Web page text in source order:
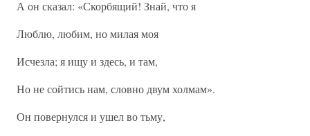
А он сказал: «Скорбящий! Знай, что я
Люблю, любим, но милая моя
Исчезла; я ищу и здесь, и там,
Но не сойтись нам, словно двум холмам».
Он повернулся и ушел во тьму,